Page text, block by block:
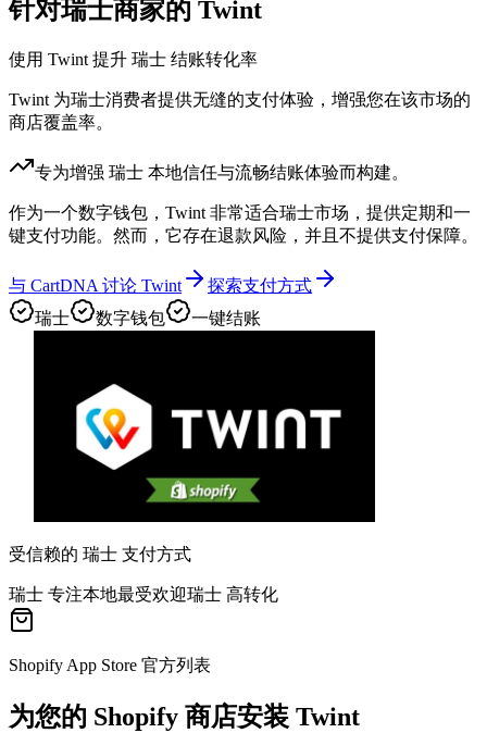
针对瑞士商家的 Twint
使用 Twint 提升 瑞士 结账转化率
Twint 为瑞士消费者提供无缝的支付体验，增强您在该市场的
商店覆盖率。
专为增强 瑞士 本地信任与流畅结账体验而构建。
作为一个数字钱包，Twint 非常适合瑞士市场，提供定期和一
键支付功能。然而，它存在退款风险，并且不提供支付保障。
与 CartDNA 讨论 Twint
探索支付方式
瑞士
数字钱包 一键结账
受信赖的 瑞士 支付方式
瑞士 专注本地最受欢迎瑞士 高转化
Shopify App Store 官方列表
为您的 Shopify 商店安装 Twint